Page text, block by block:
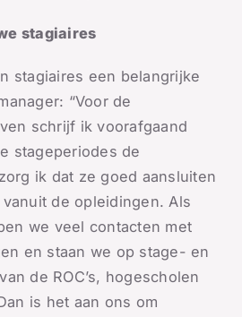
stagiaires
stagiaires een belangrijke
“Voor de
schrijf ik voorafgaand
stageperiodes de
ik dat ze goed aansluiten
de opleidingen. Als
we veel contacten met
en staan we op stage- en
de ROC’s, hogescholen
is het aan ons om